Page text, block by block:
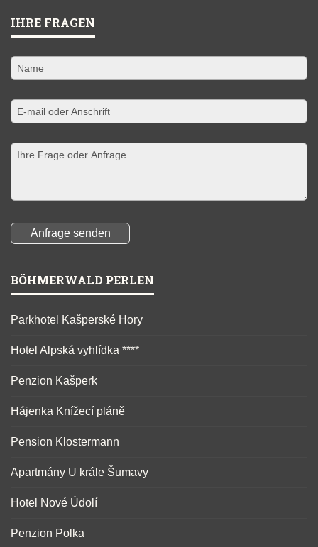
IHRE FRAGEN
BÖHMERWALD PERLEN
Parkhotel Kašperské Hory
Hotel Alpská vyhlídka ****
Penzion Kašperk
Hájenka Knížecí pláně
Pension Klostermann
Apartmány U krále Šumavy
Hotel Nové Údolí
Penzion Polka